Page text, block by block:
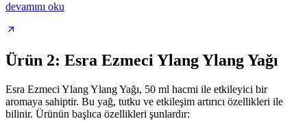
devamını oku
Ürün 2: Esra Ezmeci Ylang Ylang Yağı
Esra Ezmeci Ylang Ylang Yağı, 50 ml hacmi ile etkileyici bir
aromaya sahiptir. Bu yağ, tutku ve etkileşim artırıcı özellikleri ile
bilinir. Ürünün başlıca özellikleri şunlardır: